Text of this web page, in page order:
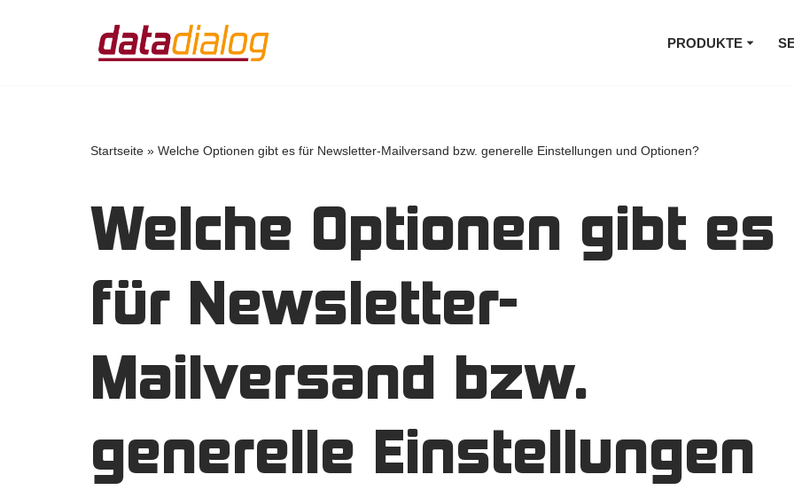
PRODUKTE
Startseite » Welche Optionen gibt es für Newsletter-Mailversand bzw. generelle Einstellungen und Optionen?
Welche Optionen gibt es
für Newsletter-
Mailversand bzw.
generelle Einstellungen